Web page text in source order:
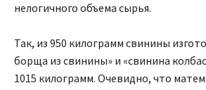
нелогичного объема сырья.
Так, из 950 килограмм свинины
борща из свинины» и «свинина
1015 килограмм. Очевидно, что